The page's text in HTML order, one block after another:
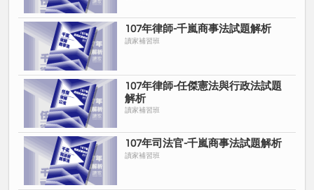
107年律師-千嵐商事法試題解析
讀家補習班
107年律師-任傑憲法與行政法試題
解析
讀家補習班
107年司法官-千嵐商事法試題解析
讀家補習班